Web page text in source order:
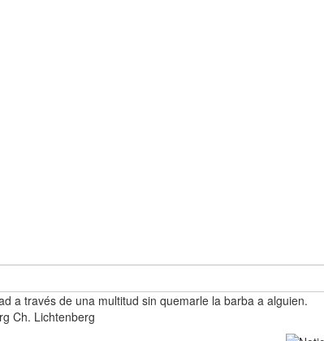
a través de una multitud sin quemarle la barba a alguien.
Ch. Lichtenberg